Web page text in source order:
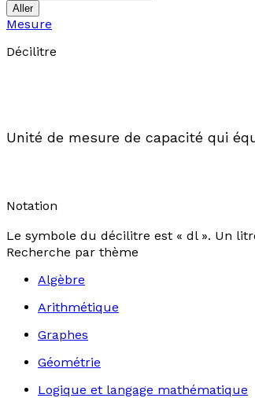
Aller
Mesure
Décilitre
Unité de mesure de capacité qui
Notation
Le symbole du décilitre est « dl ». Un
Recherche par thème
Algèbre
Arithmétique
Graphes
Géométrie
Logique et langage mathématique